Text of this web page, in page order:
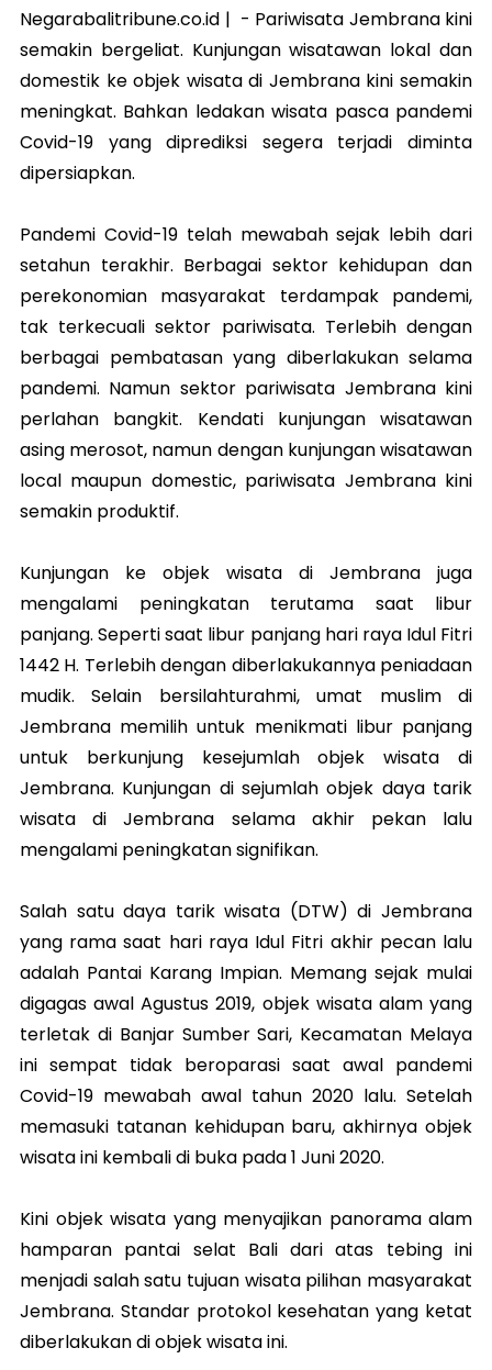
Negarabalitribune.co.id | - Pariwisata Jembrana kini
semakin bergeliat. Kunjungan wisatawan lokal dan
domestik ke objek wisata di Jembrana kini semakin
meningkat. Bahkan ledakan wisata pasca pandemi
Covid-19 yang diprediksi segera terjadi diminta
dipersiapkan.
Pandemi Covid-19 telah mewabah sejak lebih dari
setahun terakhir. Berbagai sektor kehidupan dan
perekonomian masyarakat terdampak pandemi,
tak terkecuali sektor pariwisata. Terlebih dengan
berbagai pembatasan yang diberlakukan selama
pandemi. Namun sektor pariwisata Jembrana kini
perlahan bangkit. Kendati kunjungan wisatawan
asing merosot, namun dengan kunjungan wisatawan
local maupun domestic, pariwisata Jembrana kini
semakin produktif.
Kunjungan ke objek wisata di Jembrana juga
mengalami peningkatan terutama saat libur
panjang. Seperti saat libur panjang hari raya Idul Fitri
1442 H. Terlebih dengan diberlakukannya peniadaan
mudik. Selain bersilahturahmi, umat muslim di
Jembrana memilih untuk menikmati libur panjang
untuk berkunjung kesejumlah objek wisata di
Jembrana. Kunjungan di sejumlah objek daya tarik
wisata di Jembrana selama akhir pekan lalu
mengalami peningkatan signifikan.
Salah satu daya tarik wisata (DTW) di Jembrana
yang rama saat hari raya Idul Fitri akhir pecan lalu
adalah Pantai Karang Impian. Memang sejak mulai
digagas awal Agustus 2019, objek wisata alam yang
terletak di Banjar Sumber Sari, Kecamatan Melaya
ini sempat tidak beroparasi saat awal pandemi
Covid-19 mewabah awal tahun 2020 lalu. Setelah
memasuki tatanan kehidupan baru, akhirnya objek
wisata ini kembali di buka pada 1 Juni 2020.
Kini objek wisata yang menyajikan panorama alam
hamparan pantai selat Bali dari atas tebing ini
menjadi salah satu tujuan wisata pilihan masyarakat
Jembrana. Standar protokol kesehatan yang ketat
diberlakukan di objek wisata ini.